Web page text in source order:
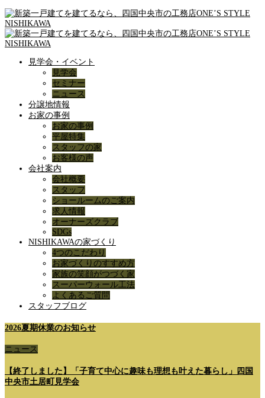
見学会・イベント
見学会
セミナー
ニュース
分譲地情報
お家の事例
お家の事例
平屋特集
スタッフの家
お客様の声
会社案内
会社概要
スタッフ
ショールームのご案内
求人情報
オーナーズクラブ
SDGs
NISHIKAWAの家づくり
4つのこだわり
お家づくりのすすめ方
家族の笑顔がつづく家
スーパーウォール工法
よくあるご質問
スタッフブログ
2026夏期休業のお知らせ
ニュース
【終了しました】「子育て中心に趣味も理想も叶えた暮らし」四国
中央市土居町見学会